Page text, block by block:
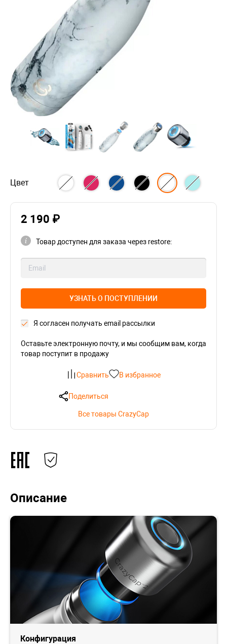
Цвет
2 190 ₽
Товар доступен для заказа через restore:
УЗНАТЬ О ПОСТУПЛЕНИИ
Я согласен получать email рассылки
Оставьте электронную почту, и мы сообщим вам, когда
товар поступит в продажу
Сравнить В избранное
Поделиться
Все товары CrazyCap
Описание
Конфигурация